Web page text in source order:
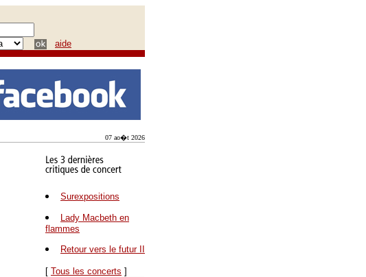
aide
07 ao�t 2026
Surexpositions
Lady Macbeth en
flammes
Retour vers le futur II
[ Tous les concerts ]